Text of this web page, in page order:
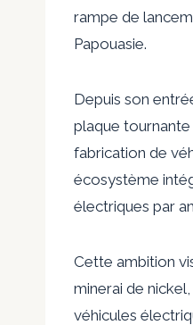
rampe de
Papouasie.
Depuis son
plaque
fabrication de
écosystème
électriques par
Cette ambition
minerai de
véhicules